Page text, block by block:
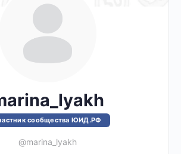
сообщества ЮИД.РФ
@marina_lyakh